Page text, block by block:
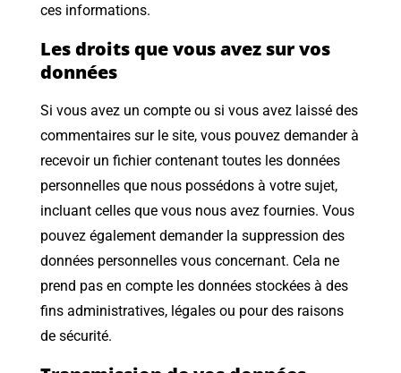
ces informations.
Les droits que vous avez sur vos
données
Si vous avez un compte ou si vous avez laissé des
commentaires sur le site, vous pouvez demander à
recevoir un fichier contenant toutes les données
personnelles que nous possédons à votre sujet,
incluant celles que vous nous avez fournies. Vous
pouvez également demander la suppression des
données personnelles vous concernant. Cela ne
prend pas en compte les données stockées à des
fins administratives, légales ou pour des raisons
de sécurité.